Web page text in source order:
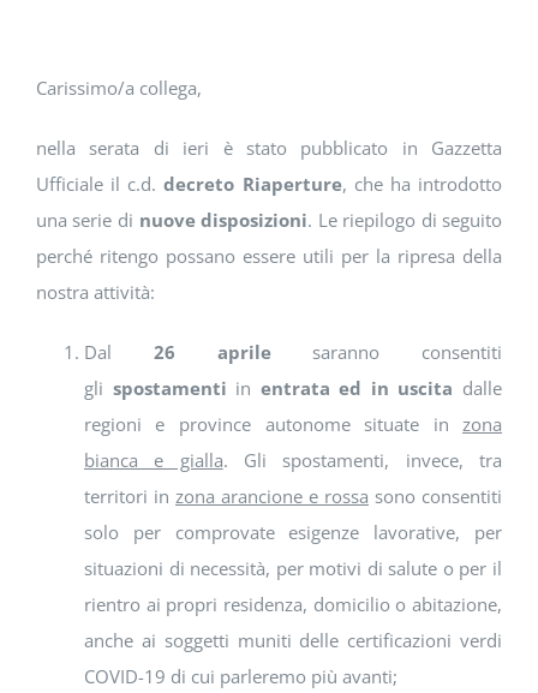
SOSTENIBILITÀ
Carissimo/a collega,
nella serata di ieri è stato pubblicato in Gazzetta
Ufficiale il c.d.decreto Riaperture, che ha introdotto
una serie di nuove disposizioni. Le riepilogo di seguito
perché ritengo possano essere utili per la ripresa della
nostra attività:
Dal 26 aprilesaranno consentiti
gli spostamenti in entrata ed in uscita dalle
regioni e province autonome situate in zona
bianca e gialla. Gli spostamenti, invece, tra
territori in zona arancione e rossa sono consentiti
solo per comprovate esigenze lavorative, per
situazioni di necessità, per motivi di salute o per il
rientro ai propri residenza, domicilio o abitazione,
anche ai soggetti muniti delle certificazioni verdi
COVID-19 di cui parleremo più avanti;